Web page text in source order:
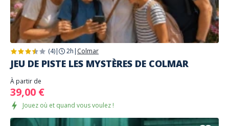
(4)| 2h | Colmar
JEU DE PISTE LES MYSTÈRES DE COLMAR
À partir de
39,00 €
Jouez où et quand vous voulez !